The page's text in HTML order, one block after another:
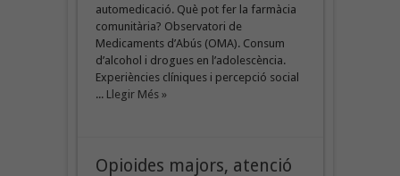
automedicació. Què pot fer la farmàcia
comunitària? Observatori de
Medicaments d’Abús (OMA). Consum
d’alcohol i drogues en l’adolescència.
Experiències clíniques i percepció social
... Llegir Més »
Opioides majors, atenció